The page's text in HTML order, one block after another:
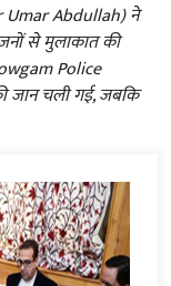
Umar Abdullah) ने
से मुलाकात की
Police
जान चली गई, जबकि